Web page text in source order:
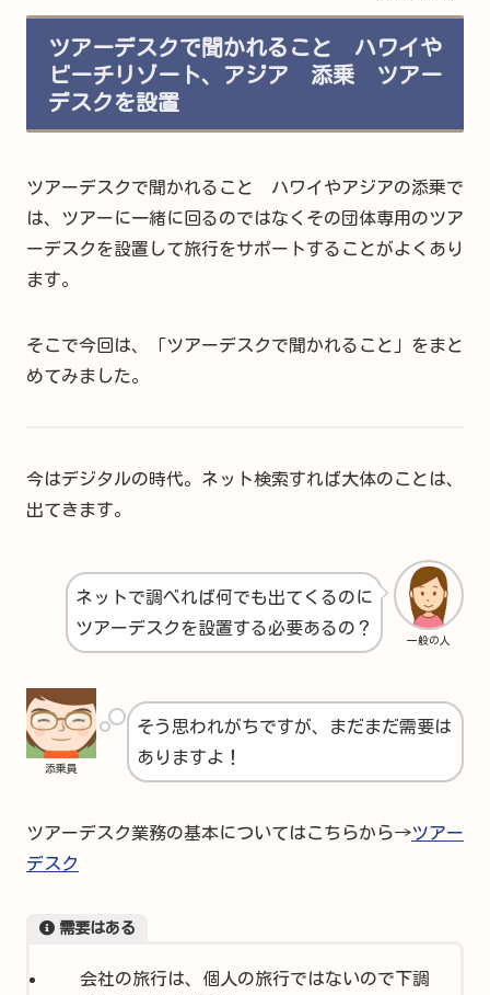
ツアーデスクで聞かれること ハワイや
ビーチリゾート、アジア 添乗 ツアー
デスクを設置
ツアーデスクで聞かれること ハワイやアジアの添乗で
は、ツアーに一緒に回るのではなくその団体専用のツア
ーデスクを設置して旅行をサポートすることがよくあり
ます。
そこで今回は、「ツアーデスクで聞かれること」をまと
めてみました。
今はデジタルの時代。ネット検索すれば大体のことは、
出てきます。
一般の人
ネットで調べれば何でも出てくるのに
ツアーデスクを設置する必要あるの？
添乗員
そう思われがちですが、まだまだ需要は
ありますよ！
ツアーデスク業務の基本についてはこちらから→ツアー
デスク
需要はある
会社の旅行は、個人の旅行ではないので下調